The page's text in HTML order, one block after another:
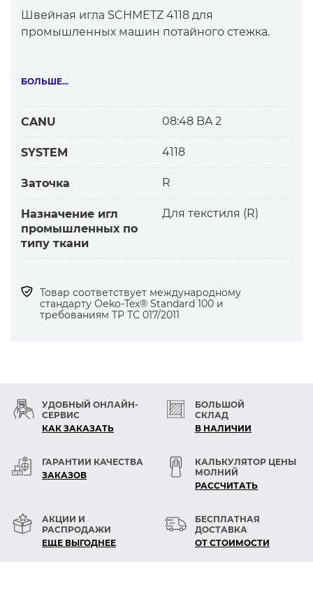
Швейная игла SCHMETZ 4118 для
промышленных машин потайного стежка.
острие.
режущей части.
Игла с изогнутым стержнем разработана для
подшивочных работ на специальных
подшивочных машинах.
Назначение
Потайной иглой выполняется подгибка низа
лацкана. Подходит для потайных швов на
костюмах, пальто, юбках, брюках.
позиционирование иглы.
— Надежное формирование петли игольной
нитью.
иглы.
— Подгибка без сквозных проколов,
— Невидимый на лицевой стороне, прочный
и аккуратный шов.
— Иглы SCHMETZ отличаются исключительно
БОЛЬШЕ...
CANU 08:48 BA 2
SYSTEM 4118
Заточка R
Назначение игл
промышленных по
типу ткани
Для текстиля (R)
Товар соответствует международному
стандарту Оеko-Tex® Standard 100 и
требованиям ТР ТС 017/2011
УДОБНЫЙ ОНЛАЙН-
СЕРВИС
КАК ЗАКАЗАТЬ
БОЛЬШОЙ
СКЛАД
В НАЛИЧИИ
ГАРАНТИИ КАЧЕСТВА
ЗАКАЗОВ
КАЛЬКУЛЯТОР ЦЕНЫ
МОЛНИЙ
РАСCЧИТАТЬ
АКЦИИ И
РАСПРОДАЖИ
ЕЩЕ ВЫГОДНЕЕ
БЕСПЛАТНАЯ
ДОСТАВКА
ОТ СТОИМОСТИ